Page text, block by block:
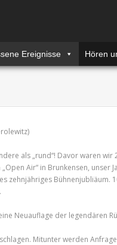
Ereignisse Hören
als „rund“! Davor waren
Air“ in Brunkensen,
zehnjähriges Bühnenjubliäum.
Neuauflage der legendären
Mitunter werden